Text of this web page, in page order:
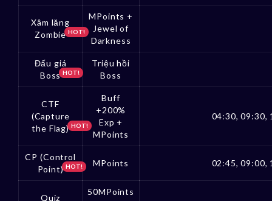
Xâm lăng
Zombie HOT!
MPoints +
Jewel of
Darkness
Đấu giá
Boss HOT!
Triệu hồi
Boss
CTF
(Capture
the Flag) HOT!
Buff
+200%
Exp +
MPoints
04:30, 09:30,
CP (Control
Point) HOT! MPoints 02:45, 09:00,
Quiz
50MPoints